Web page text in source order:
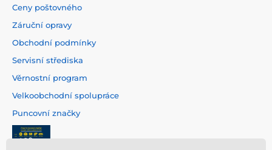
Ceny poštovného
Záruční opravy
Obchodní podmínky
Servisní střediska
Věrnostní program
Velkoobchodní spolupráce
Puncovní značky